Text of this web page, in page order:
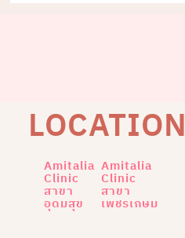
LOCATION
Amitalia
Clinic
สาขา
อุดมสุข
Amitalia
Clinic
สาขา
เพชรเกษม